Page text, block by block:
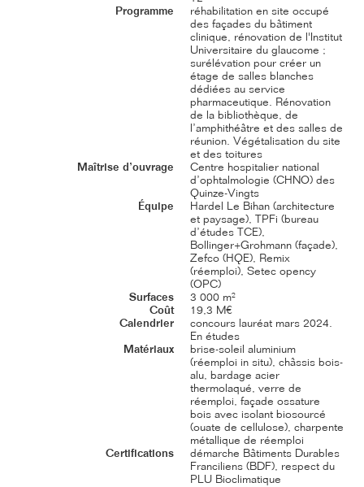
Programme
réhabilitation en site occupé
des façades du bâtiment
clinique, rénovation de l'Institut
Universitaire du glaucome ;
surélévation pour créer un
étage de salles blanches
dédiées au service
pharmaceutique. Rénovation
de la bibliothèque, de
l’amphithéâtre et des salles de
réunion. Végétalisation du site
et des toitures
Maîtrise d’ouvrage
Centre hospitalier national
d’ophtalmologie (CHNO) des
Quinze-Vingts
Équipe
Hardel Le Bihan (architecture
et paysage), TPFi (bureau
d’études TCE),
Bollinger+Grohmann (façade),
Zefco (HQE), Remix
(réemploi), Setec opency
(OPC)
Surfaces
3 000 m²
Coût
19,3 M€
Calendrier
concours lauréat mars 2024.
En études
Matériaux
brise-soleil aluminium
(réemploi in situ), châssis bois-
alu, bardage acier
thermolaqué, verre de
réemploi, façade ossature
bois avec isolant biosourcé
(ouate de cellulose), charpente
métallique de réemploi
Certifications
démarche Bâtiments Durables
Franciliens (BDF), respect du
PLU Bioclimatique